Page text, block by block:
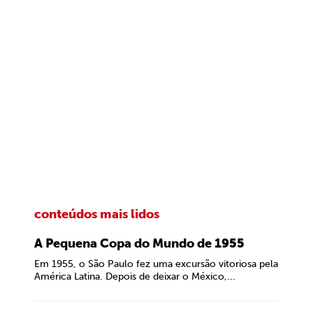
conteúdos mais lidos
A Pequena Copa do Mundo de 1955
Em 1955, o São Paulo fez uma excursão vitoriosa pela
América Latina. Depois de deixar o México,...